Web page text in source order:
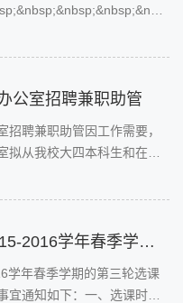
公室招聘兼职助管
招聘兼职助管因工作需要，
拟从我校大四本科生和在读
上海交通大学2015-2016学年春季学期第三轮选课通知
学年春季学期的第三轮选课
宜通知如下：一、选课时间